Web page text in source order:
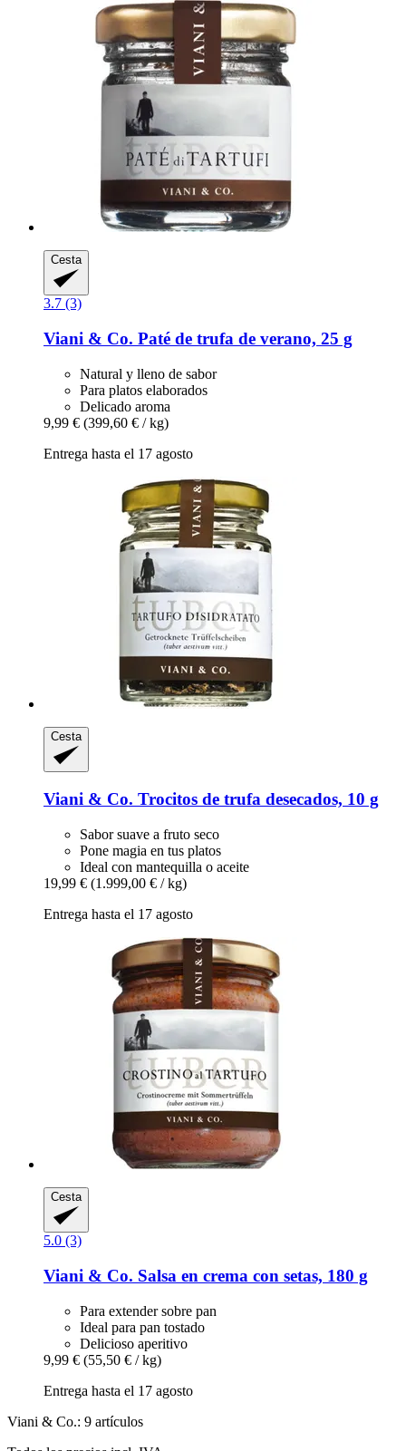
Cesta
3.7 (3)
Viani & Co. Paté de trufa de verano, 25 g
Natural y lleno de sabor
Para platos elaborados
Delicado aroma
9,99 € (399,60 € / kg)
Entrega hasta el 17 agosto
Cesta
Viani & Co. Trocitos de trufa desecados, 10 g
Sabor suave a fruto seco
Pone magia en tus platos
Ideal con mantequilla o aceite
19,99 € (1.999,00 € / kg)
Entrega hasta el 17 agosto
Cesta
5.0 (3)
Viani & Co. Salsa en crema con setas, 180 g
Para extender sobre pan
Ideal para pan tostado
Delicioso aperitivo
9,99 € (55,50 € / kg)
Entrega hasta el 17 agosto
Viani & Co.: 9 artículos